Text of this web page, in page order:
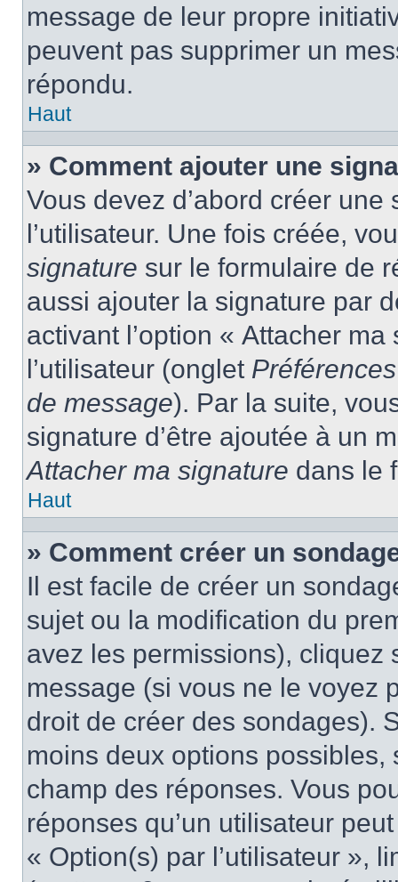
message de leur propre
peuvent pas supprimer un
répondu.
Haut
» Comment ajouter une
Vous devez d’abord créer
l’utilisateur. Une fois créée,
signature sur le formulaire de
aussi ajouter la signature par
activant l’option « Attacher
l’utilisateur (onglet
de message). Par la suite,
signature d’être ajoutée à un
Attacher ma signature dans le
Haut
» Comment créer un
Il est facile de créer un
sujet ou la modification du
avez les permissions), cliquez
message (si vous ne le voyez
droit de créer des sondages).
moins deux options
champ des réponses. Vous
réponses qu’un utilisateur
« Option(s) par l’utilisateur »,